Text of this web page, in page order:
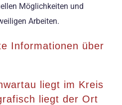
Möglichkeiten und
Arbeiten.
Informationen über
liegt im Kreis
liegt der Ort